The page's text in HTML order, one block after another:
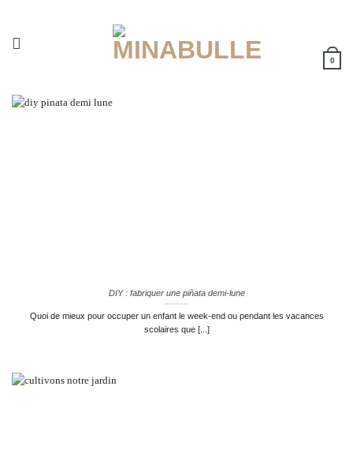
contenu
0
DIY : fabriquer une piñata demi-lune
Quoi de mieux pour occuper un enfant le week-end ou pendant les vacances
scolaires que [...]